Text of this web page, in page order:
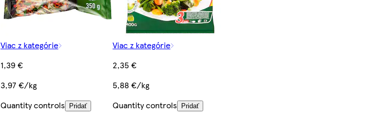
Viac z kategórie
1,39 €
3,97 €/kg
Quantity controls
Pridať
Viac z kategórie
2,35 €
5,88 €/kg
Quantity controls
Pridať